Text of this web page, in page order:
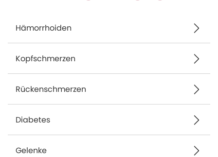
Hämorrhoiden
Kopfschmerzen
Rückenschmerzen
Diabetes
Gelenke